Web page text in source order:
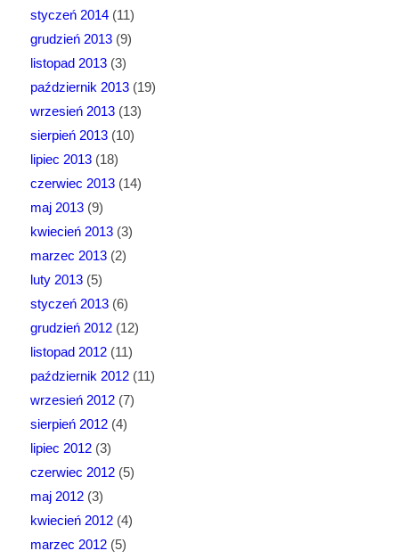
styczeń 2014(11)
grudzień 2013(9)
listopad 2013(3)
październik 2013(19)
wrzesień 2013(13)
sierpień 2013(10)
lipiec 2013(18)
czerwiec 2013(14)
maj 2013(9)
kwiecień 2013(3)
marzec 2013(2)
luty 2013(5)
styczeń 2013(6)
grudzień 2012(12)
listopad 2012(11)
październik 2012(11)
wrzesień 2012(7)
sierpień 2012(4)
lipiec 2012(3)
czerwiec 2012(5)
maj 2012(3)
kwiecień 2012(4)
marzec 2012(5)